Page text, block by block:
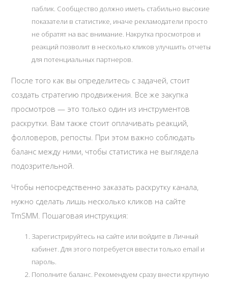
паблик. Сообщество должно иметь стабильно высокие
показатели в статистике, иначе рекламодатели просто
не обратят на вас внимание. Накрутка просмотров и
реакций позволит в несколько кликов улучшить отчеты
для потенциальных партнеров.
После того как вы определитесь с задачей, стоит
создать стратегию продвижения. Все же закупка
просмотров — это только один из инструментов
раскрутки. Вам также стоит оплачивать реакций,
фолловеров, репосты. При этом важно соблюдать
баланс между ними, чтобы статистика не выглядела
подозрительной.
Чтобы непосредственно заказать раскрутку канала,
нужно сделать лишь несколько кликов на сайте
TmSMM. Пошаговая инструкция:
Зарегистрируйтесь на сайте или войдите в Личный
кабинет. Для этого потребуется ввести только email и
пароль.
Пополните баланс. Рекомендуем сразу внести крупную